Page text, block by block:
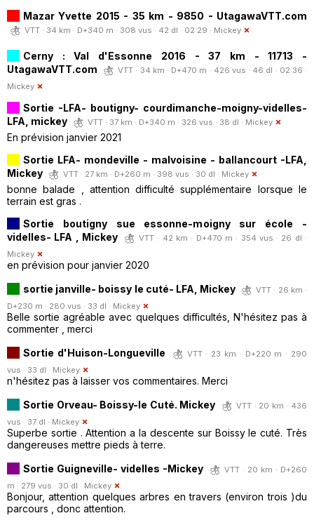
Mazar Yvette 2015 - 35 km - 9850 - UtagawaVTT.com
VTT · 34 km · D+340 m · 308 vus · 42 dl · 02:29 · Mickey
Cerny : Val d'Essonne 2016 - 37 km - 11713 -
UtagawaVTT.com
VTT · 34 km · D+470 m · 426 vus · 46 dl · 02:36 ·
Mickey
Sortie -LFA- boutigny- courdimanche-moigny-videlles-
LFA, mickey
VTT · 37 km · D+340 m · 326 vus · 38 dl · Mickey
En prévision janvier 2021
Sortie LFA- mondeville - malvoisine - ballancourt -LFA,
Mickey
VTT · 27 km · D+260 m · 398 vus · 30 dl · Mickey
bonne balade , attention difficulté supplémentaire lorsque le
terrain est gras .
Sortie boutigny sue essonne-moigny sur école -
videlles- LFA , Mickey
VTT · 42 km · D+470 m · 354 vus · 26 dl ·
Mickey
en prévision pour janvier 2020
sortie janville- boissy le cuté- LFA, Mickey
VTT · 26 km ·
D+230 m · 280 vus · 33 dl · Mickey
Belle sortie agréable avec quelques difficultés, N'hésitez pas à
commenter , merci
Sortie d'Huison-Longueville
VTT · 23 km · D+220 m · 290
vus · 33 dl · Mickey
n'hésitez pas à laisser vos commentaires. Merci
Sortie Orveau- Boissy-le Cuté. Mickey
VTT · 20 km · 436
vus · 37 dl · Mickey
Superbe sortie . Attention a la descente sur Boissy le cuté. Très
dangereuses mettre pieds à terre.
Sortie Guigneville- videlles -Mickey
VTT · 20 km · D+260
m · 279 vus · 30 dl · Mickey
Bonjour, attention quelques arbres en travers (environ trois )du
parcours , donc attention.